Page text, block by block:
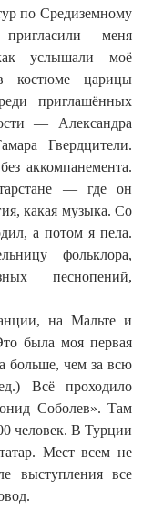
по Средиземному
меня
услышали моё
костюме царицы
приглашённых
— Александра
Гвердцители.
аккомпанемента.
— где он
какая музыка. Со
а потом я пела.
фольклора,
песнопений,
на Мальте и
была моя первая
больше, чем за всю
Всё проходило
Соболев». Там
человек. В Турции
Мест всем не
выступления все